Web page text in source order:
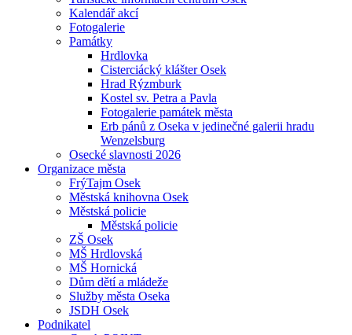
Kalendář akcí
Fotogalerie
Památky
Hrdlovka
Cisterciácký klášter Osek
Hrad Rýzmburk
Kostel sv. Petra a Pavla
Fotogalerie památek města
Erb pánů z Oseka v jedinečné galerii hradu
Wenzelsburg
Osecké slavnosti 2026
Organizace města
FrýTajm Osek
Městská knihovna Osek
Městská policie
Městská policie
ZŠ Osek
MŠ Hrdlovská
MŠ Hornická
Dům dětí a mládeže
Služby města Oseka
JSDH Osek
Podnikatel